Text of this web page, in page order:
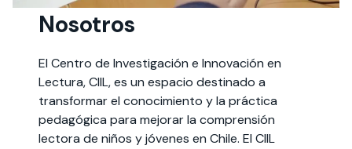
Nosotros
El Centro de Investigación e Innovación en
Lectura, CIIL, es un espacio destinado a
transformar el conocimiento y la práctica
pedagógica para mejorar la comprensión
lectora de niños y jóvenes en Chile. El CIIL